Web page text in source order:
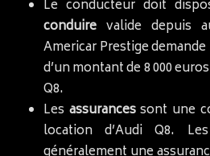
Le conducteur doit
conduire valide depuis
Americar Prestige
d’un montant de 8 000
Q8.
Les assurancessont une
location d’Audi Q8.